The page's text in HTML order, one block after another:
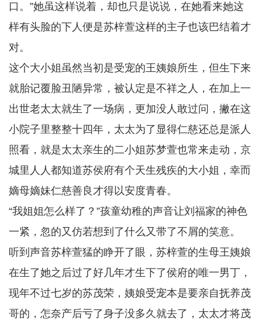
口。”她虽这样说着，却也只是说说，在她看来她这
样有头脸的下人便是苏梓萱这样的主子也该巴结着才
对。
这个大小姐虽然当初是受宠的王姨娘所生，但生下来
就胎记覆脸丑陋异常，被认定是不祥之人，在加上一
出世老太太就生了一场病，更加没人敢过问，撇在这
小院子里整整十四年，太太为了显得仁慈还总是派人
照看，就是太太亲生的二小姐苏梦萱也常来走动，京
城里人人都知道苏侯府有个天生残疾的大小姐，幸而
嫡母嫡妹仁慈善良才得以安度青春。
“我姐姐怎么样了？”孩童幼稚的声音让刘福家的神色
一紧，忽的又仿若想到了什么又带了不屑的笑意。
听到声音苏梓萱猛的睁开了眼，苏梓萱的生母王姨娘
在生了她之后过了好几年才生下了侯府的唯一男丁，
现年不过七岁的苏茂荣，姨娘受宠本是要亲自抚养茂
哥的，怎奈产后亏了身子没多久就去了，太太才将茂